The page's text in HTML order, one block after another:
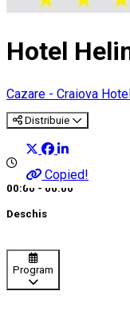
Hotel
Cazare - Craiova
Distribuie
Copied!
00:00 - 00:00
Deschis
Program